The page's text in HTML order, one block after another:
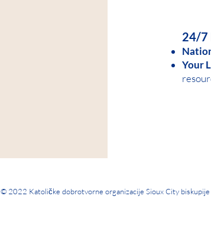
24/7
Your
© 2022 Katoličke dobrotvorne organizacije Sioux City biskupije